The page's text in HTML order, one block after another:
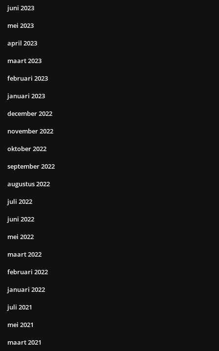
juni 2023
mei 2023
april 2023
maart 2023
februari 2023
januari 2023
december 2022
november 2022
oktober 2022
september 2022
augustus 2022
juli 2022
juni 2022
mei 2022
maart 2022
februari 2022
januari 2022
juli 2021
mei 2021
maart 2021